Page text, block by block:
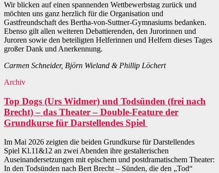
Wir blicken auf einen spannenden Wettbewerbstag zurück und
möchten uns ganz herzlich für die Organisation und
Gastfreundschaft des Bertha-von-Suttner-Gymnasiums bedanken.
Ebenso gilt allen weiteren Debattierenden, den Jurorinnen und
Juroren sowie den beteiligten Helferinnen und Helfern dieses Tages
großer Dank und Anerkennung.
Carmen Schneider, Björn Wieland & Phillip Löchert
Archiv
Top Dogs (Urs Widmer) und Todsünden (frei nach
Brecht) – das Theater – Double-Feature der
Grundkurse für Darstellendes Spiel
Im Mai 2026 zeigten die beiden Grundkurse für Darstellendes
Spiel Kl.11&12 an zwei Abenden ihre gestalterischen
Auseinandersetzungen mit epischem und postdramatischem Theater:
In den Todsünden nach Bert Brecht – Sünden, die den „Tod“